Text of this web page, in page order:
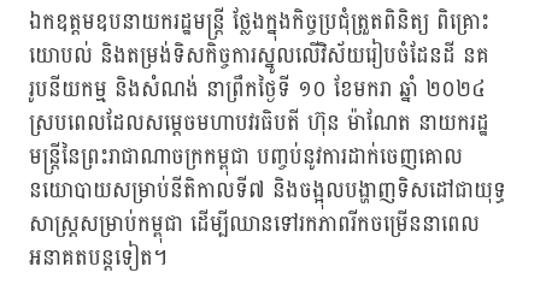
ឯកឧត្តមឧបនាយករដ្ឋមន្ត្រី ថ្លែងក្នុងកិច្ចប្រជុំត្រួតពិនិត្យ ពិគ្រោះ
យោបល់ និងតម្រង់ទិសកិច្ចការស្នូលលើវិស័យរៀបចំដែនដី នគ
រូបនីយកម្ម និងសំណង់ នាព្រឹកថ្ងៃទី ១០ ខែមករា ឆ្នាំ ២០២៤
ស្របពេលដែលសម្ដេចមហាបវរធិបតី ហ៊ុន ម៉ាណែត នាយករដ្ឋ
មន្ត្រីនៃព្រះរាជាណាចក្រកម្ពុជា បញ្ចប់នូវការដាក់ចេញគោល
នយោបាយសម្រាប់នីតិកាលទី៧ និងចង្អុលបង្ហាញទិសដៅជាយុទ្ធ
សាស្ត្រសម្រាប់កម្ពុជា ដើម្បីឈានទៅរកភាពរីកចម្រើននាពេល
អនាគតបន្តទៀត។